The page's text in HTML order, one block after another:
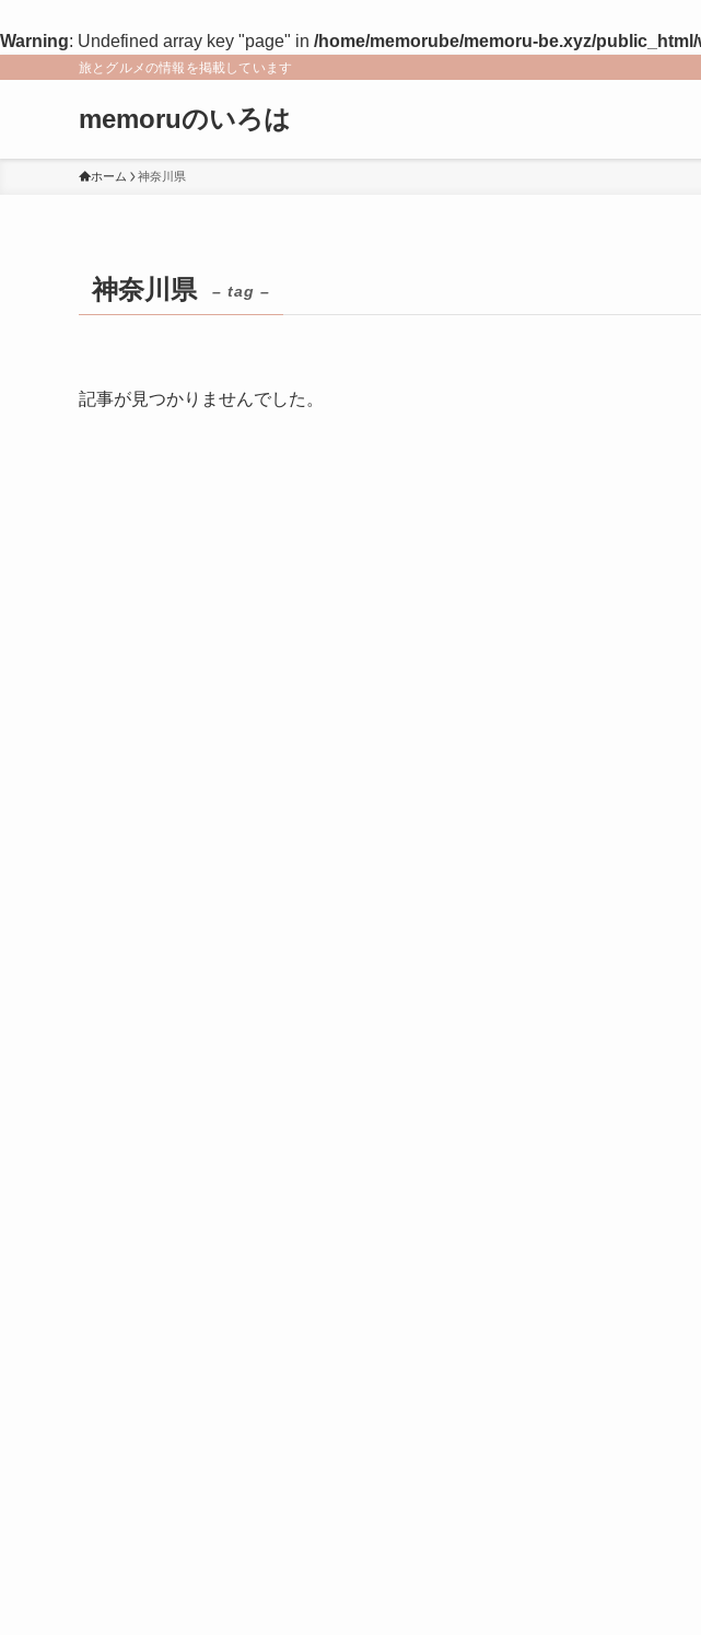
Warning: Undefined array key "page" in /home/memorube/memoru-be.xyz/
旅とグルメの情報を掲載しています
memoruのいろは
ホーム 神奈川県
神奈川県 – tag –
記事が見つかりませんでした。